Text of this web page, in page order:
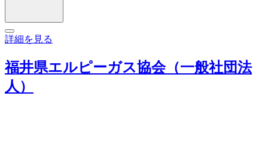
詳細を見る
福井県エルピーガス協会（一般社団法
人）